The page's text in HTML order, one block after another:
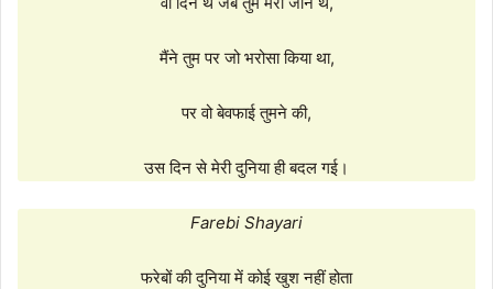
मैंने तुम पर जो भरोसा किया था,
पर वो बेवफाई तुमने की,
उस दिन से मेरी दुनिया ही बदल गई।
Farebi Shayari
फरेबों की दुनिया में कोई खुश नहीं होता